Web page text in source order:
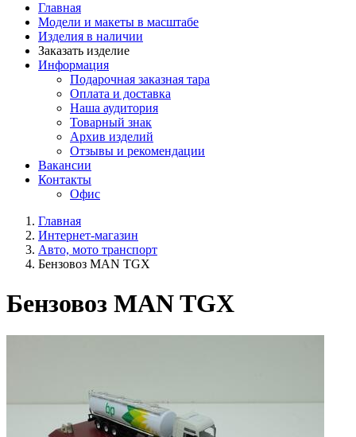
Главная
Модели и макеты в масштабе
Изделия в наличии
Заказать изделие
Информация
Подарочная заказная тара
Оплата и доставка
Наша аудитория
Товарный знак
Архив изделий
Отзывы и рекомендации
Вакансии
Контакты
Офис
Главная
Интернет-магазин
Авто, мото транспорт
Бензовоз MAN TGX
Бензовоз MAN TGX